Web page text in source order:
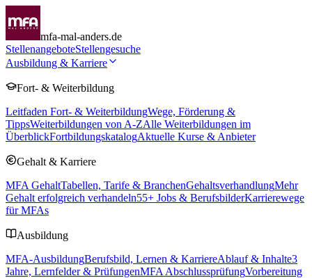
mfa-mal-anders.de
StellenangeboteStellengesuche
Ausbildung & Karriere
Fort- & Weiterbildung
Leitfaden Fort- & WeiterbildungWege, Förderung &
TippsWeiterbildungen von A-ZAlle Weiterbildungen im
ÜberblickFortbildungskatalogAktuelle Kurse & Anbieter
Gehalt & Karriere
MFA GehaltTabellen, Tarife & BranchenGehaltsverhandlungMehr
Gehalt erfolgreich verhandeln55+ Jobs & BerufsbilderKarrierewege
für MFAs
Ausbildung
MFA-AusbildungBerufsbild, Lernen & KarriereAblauf & Inhalte3
Jahre, Lernfelder & PrüfungenMFA AbschlussprüfungVorbereitung